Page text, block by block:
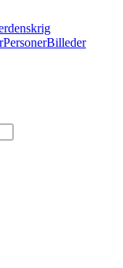
PersonerBilleder